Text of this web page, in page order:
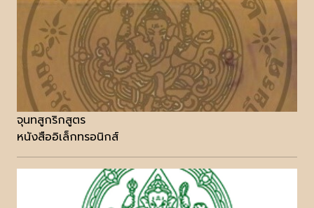
จุนทสูกริกสูตร
หนังสืออิเล็กทรอนิกส์